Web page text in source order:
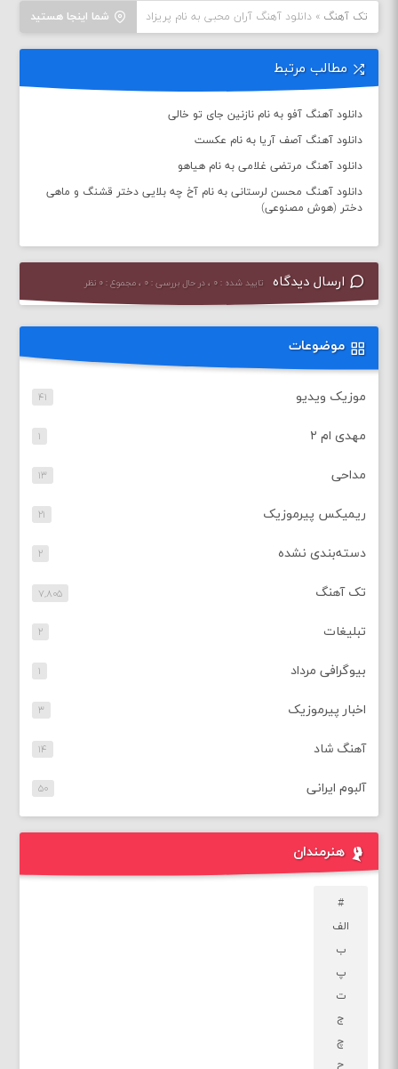
شما اینجا هستید تک آهنگ »دانلود آهنگ آران محبی به نام پریزاد
مطالب مرتبط
دانلود آهنگ آفو به نام نازنین جای تو خالی
دانلود آهنگ آصف آریا به نام عکست
دانلود آهنگ مرتضی غلامی به نام هیاهو
دانلود آهنگ محسن لرستانی به نام آخ چه بلایی دختر قشنگ و ماهی
دختر (هوش مصنوعی)
ارسال دیدگاه تایید شده : ۰ ، در حال بررسی : ۰ ، مجموع : ۰ نظر
موضوعات
موزیک ویدیو ۴۱
مهدی ام ۲ ۱
مداحی ۱۳
ریمیکس پیرموزیک ۲۱
دسته‌بندی نشده ۲
تک آهنگ ۷,۸۰۵
تبلیغات ۲
بیوگرافی مرداد ۱
اخبار پیرموزیک ۳
آهنگ شاد ۱۴
آلبوم ایرانی ۵۰
هنرمندان
#
الف
ب
پ
ت
ج
چ
ح